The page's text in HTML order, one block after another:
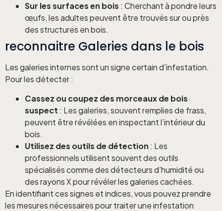
Sur les surfaces en bois : Cherchant à pondre leurs
œufs, les adultes peuvent être trouvés sur ou près
des structures en bois.
reconnaitre Galeries dans le bois
Les galeries internes sont un signe certain d’infestation.
Pour les détecter :
Cassez ou coupez des morceaux de bois
suspect : Les galeries, souvent remplies de frass,
peuvent être révélées en inspectant l’intérieur du
bois.
Utilisez des outils de détection : Les
professionnels utilisent souvent des outils
spécialisés comme des détecteurs d’humidité ou
des rayons X pour révéler les galeries cachées.
En identifiant ces signes et indices, vous pouvez prendre
les mesures nécessaires pour traiter une infestation